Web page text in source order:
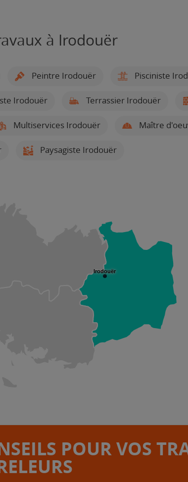
à Irodouër
Peintre Irodouër Pisciniste
Irodouër Terrassier Irodouër
Multiservices Irodouër Maître
Paysagiste Irodouër
Irodouër
POUR VOS